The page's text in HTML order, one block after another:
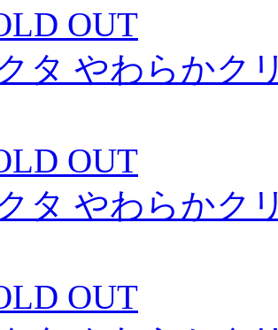
OUT
タ やわらかク
OUT
タ やわらかク
OUT